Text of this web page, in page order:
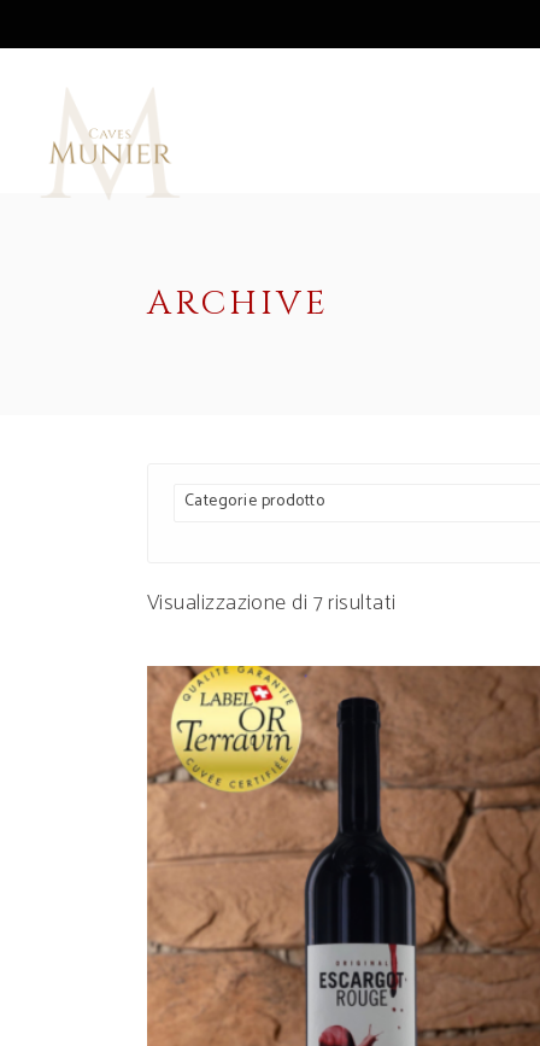
ARCHIVE
Categorie prodotto
Visualizzazione di 7 risultati
AGGIUNGI AL CARRELLO